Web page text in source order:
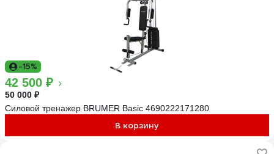
-15%
42 500 ₽
50 000 ₽
Силовой тренажер BRUMER Basic 4690222171280
В корзину